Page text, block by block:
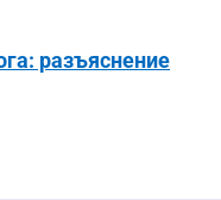
разъяснение